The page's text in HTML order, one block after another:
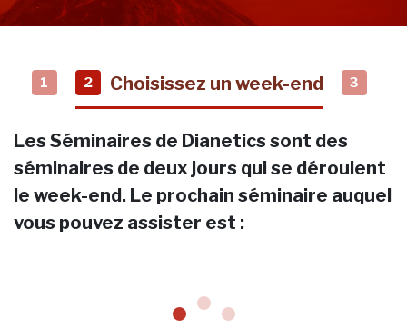
1 2 Choisissez un week-end 3
Les Séminaires de Dianetics sont des
séminaires de deux jours qui se déroulent
le week-end. Le prochain séminaire auquel
vous pouvez assister est :